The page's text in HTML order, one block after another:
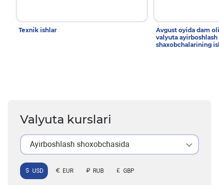
Texnik ishlar
Avgust oyida dam
valyuta ayirboshlash
shaxobchalarining
Valyuta kurslari
Ayirboshlash shoxobchasida
USD EUR RUB GBP